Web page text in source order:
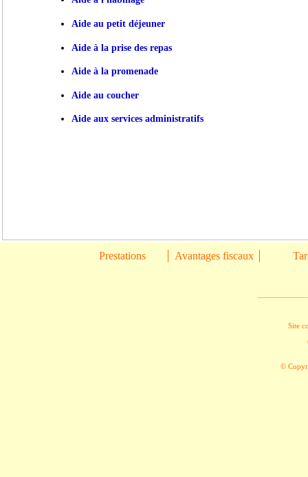
Aide au petit déjeuner
Aide à la prise des repas
Aide à la promenade
Aide au coucher
Aide aux services administratifs
Prestations Avantages fiscaux
Site
©